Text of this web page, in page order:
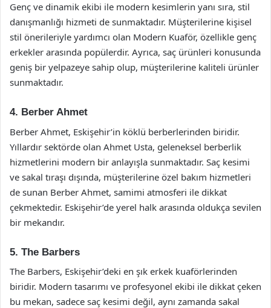
Genç ve dinamik ekibi ile modern kesimlerin yanı sıra, stil
danışmanlığı hizmeti de sunmaktadır. Müşterilerine kişisel
stil önerileriyle yardımcı olan Modern Kuaför, özellikle genç
erkekler arasında popülerdir. Ayrıca, saç ürünleri konusunda
geniş bir yelpazeye sahip olup, müşterilerine kaliteli ürünler
sunmaktadır.
4. Berber Ahmet
Berber Ahmet, Eskişehir’in köklü berberlerinden biridir.
Yıllardır sektörde olan Ahmet Usta, geleneksel berberlik
hizmetlerini modern bir anlayışla sunmaktadır. Saç kesimi
ve sakal tıraşı dışında, müşterilerine özel bakım hizmetleri
de sunan Berber Ahmet, samimi atmosferi ile dikkat
çekmektedir. Eskişehir’de yerel halk arasında oldukça sevilen
bir mekandır.
5. The Barbers
The Barbers, Eskişehir’deki en şık erkek kuaförlerinden
biridir. Modern tasarımı ve profesyonel ekibi ile dikkat çeken
bu mekan, sadece saç kesimi değil, aynı zamanda sakal